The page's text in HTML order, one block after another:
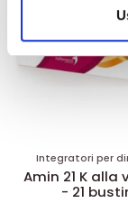
informazioni sul
nostri partner
pubblicità e
con altre
Integratori per
Amin 21 K alla
- 21